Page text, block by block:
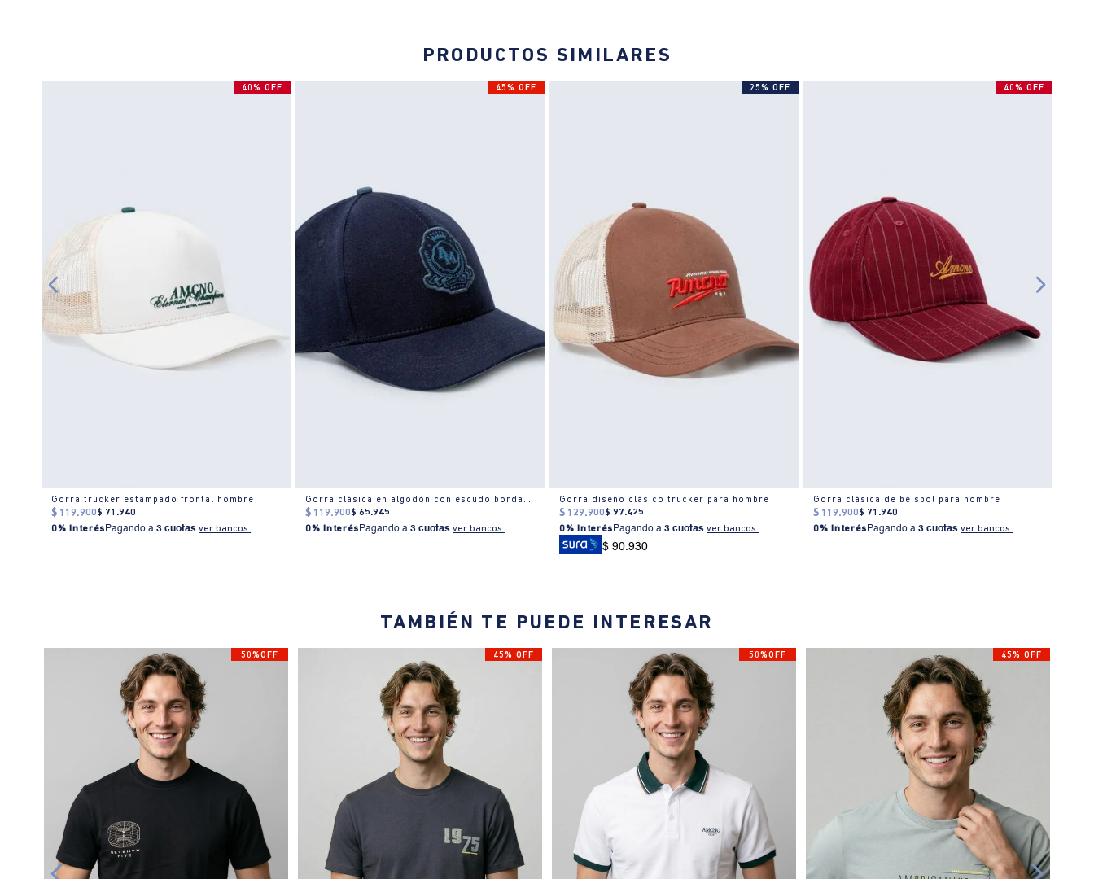
PRODUCTOS SIMILARES
40% OFF
Gorra trucker estampado frontal hombre
$ 119.900$ 71 .940
0% Interés Pagando a3 cuotas.ver bancos.
45% OFF
Gorra clásica en algodón con escudo bordado
$ 119.900$ 65.945
0% Interés Pagando a3 cuotas.ver bancos.
25% OFF
Gorra diseño clásico trucker para hombre
$ 129.900$ 97.425
0% Interés Pagando a3 cuotas.ver bancos.
$ 90.930
40% OFF
Gorra clásica de béisbol para hombre
$ 119.900$ 71 .940
0% Interés Pagando a3 cuotas.ver bancos.
TAMBIÉN TE PUEDE INTERESAR
50%OFF 45% OFF 50%OFF 45% OFF